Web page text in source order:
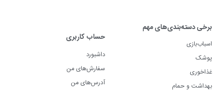
برخی دسته‌بندی‌های مهم
اسباب‌بازی
پوشک
غذاخوری
بهداشت و حمام
حساب کاربری
داشبورد
سفارش‌های من
آدرس‌های من